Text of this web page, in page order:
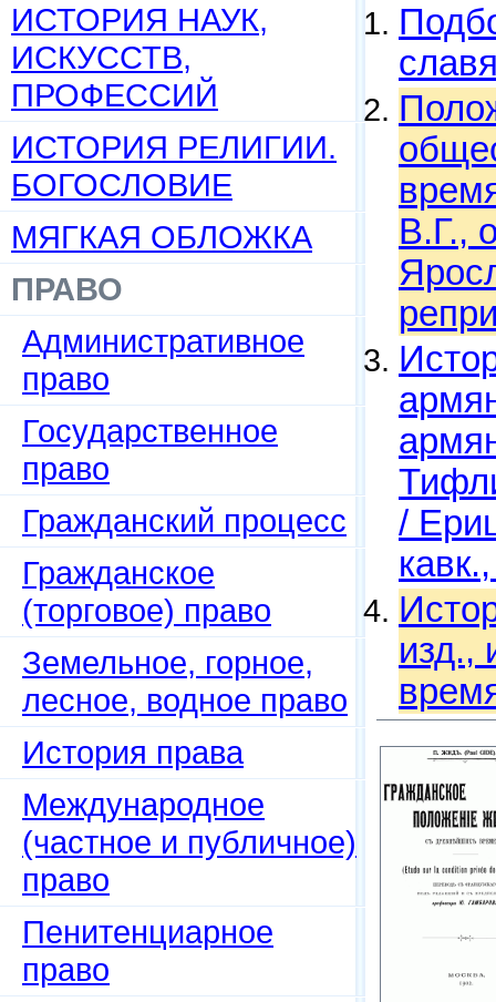
ИСТОРИЯ НАУК,
ИСКУССТВ,
ПРОФЕССИЙ
ИСТОРИЯ РЕЛИГИИ.
БОГОСЛОВИЕ
МЯГКАЯ ОБЛОЖКА
ПРАВО
Административное
право
Государственное
право
Гражданский процесс
Гражданское
(торговое) право
Земельное, горное,
лесное, водное право
История права
Международное
(частное и публичное)
право
Пенитенциарное
право
В.Г.,
/
изд.,